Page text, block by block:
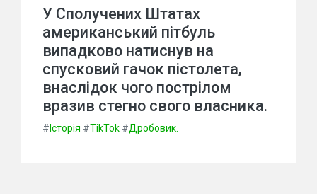
У Сполучених Штатах
американський пітбуль
випадково натиснув на
спусковий гачок пістолета,
внаслідок чого пострілом
вразив стегно свого власника.
# Історія #TikTok #Дробовик.